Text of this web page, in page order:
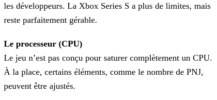
les développeurs. La Xbox Series S a plus de limites, mais
reste parfaitement gérable.
Le processeur (CPU)
Le jeu n’est pas conçu pour saturer complètement un CPU.
À la place, certains éléments, comme le nombre de PNJ,
peuvent être ajustés.